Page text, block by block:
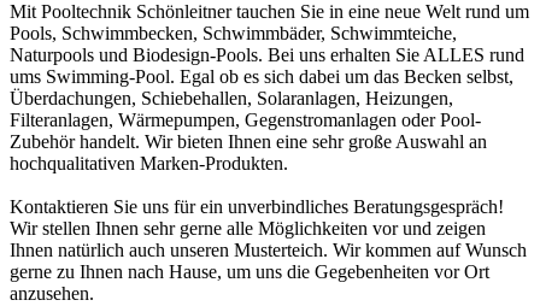
Mit Pooltechnik Schönleitner tauchen Sie in eine neue Welt rund um
Pools, Schwimmbecken, Schwimmbäder, Schwimmteiche,
Naturpools und Biodesign-Pools. Bei uns erhalten Sie ALLES rund
ums Swimming-Pool. Egal ob es sich dabei um das Becken selbst,
Überdachungen, Schiebehallen, Solaranlagen, Heizungen,
Filteranlagen, Wärmepumpen, Gegenstromanlagen oder Pool-
Zubehör handelt. Wir bieten Ihnen eine sehr große Auswahl an
hochqualitativen Marken-Produkten.
Kontaktieren Sie uns für ein unverbindliches Beratungsgespräch!
Wir stellen Ihnen sehr gerne alle Möglichkeiten vor und zeigen
Ihnen natürlich auch unseren Musterteich. Wir kommen auf Wunsch
gerne zu Ihnen nach Hause, um uns die Gegebenheiten vor Ort
anzusehen.